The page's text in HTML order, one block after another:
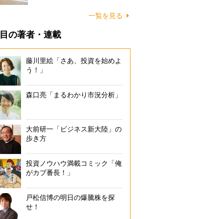
一覧を見る
の著者・連載
藤川里絵「さあ、投資を始めよ
う！」
森口亮「まるわかり市況分析」
大前研一「ビジネス新大陸」の
歩き方
投資ノウハウ満載コミック「俺
がカブ番長！」
戸松信博の明日の爆騰株を探
せ！